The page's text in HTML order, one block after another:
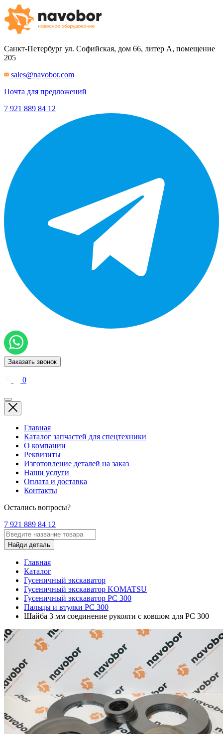
Санкт-Петербург ул. Софийская, дом 66, литер А, помещение
205
sales@navobor.com
Почта для предложений
7 921 889 84 12
Заказать звонок
0
Главная
Каталог запчастей для спецтехники
О компании
Реквизиты
Изготовление деталей на заказ
Наши услуги
Оплата и доставка
Контакты
Остались вопросы?
7 921 889 84 12
Найди деталь
Главная
Каталог
Гусеничный экскаватор
Гусеничный экскаватор KOMATSU
Гусеничный экскаватор PC 300
Пальцы и втулки PC 300
Шайба 3 мм соединение рукояти с ковшом для PC 300